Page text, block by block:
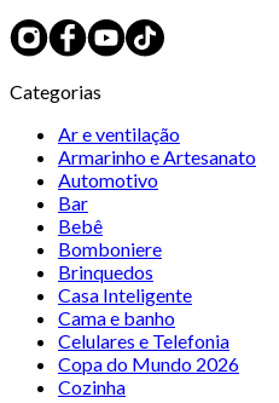
Categorias
Ar e ventilação
Armarinho e Artesanato
Automotivo
Bar
Bebê
Bomboniere
Brinquedos
Casa Inteligente
Cama e banho
Celulares e Telefonia
Copa do Mundo 2026
Cozinha